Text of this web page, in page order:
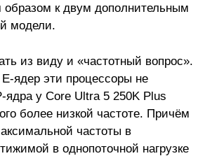
образом к двум дополнительным
модели.
из виду и «частотный вопрос».
ядер эти процессоры не
ядра у Core Ultra 5 250K Plus
более низкой частоте. Причём
частоты в
в однопоточной нагрузке